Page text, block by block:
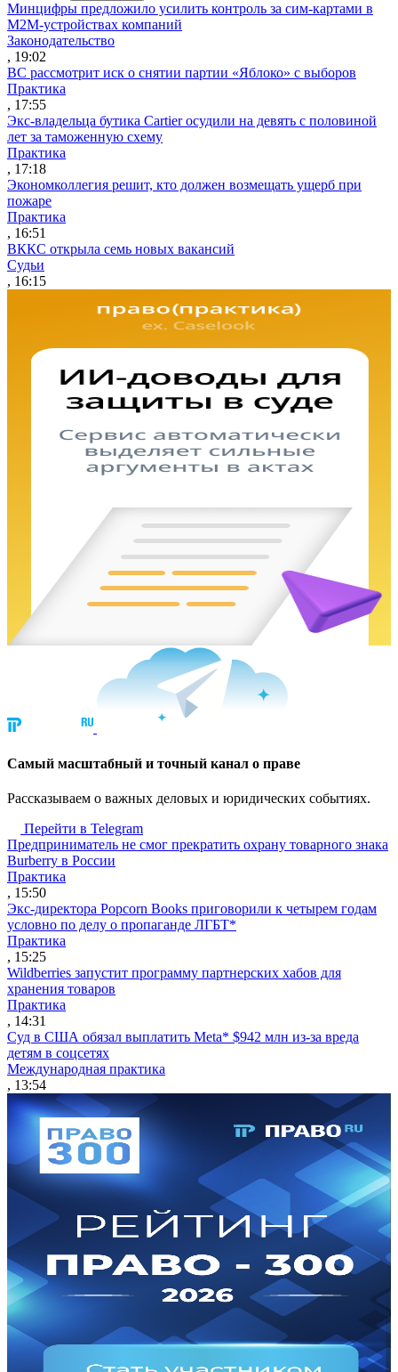
Минцифры предложило усилить контроль за сим-картами в
M2M-устройствах компаний
Законодательство
, 19:02
ВС рассмотрит иск о снятии партии «Яблоко» с выборов
Практика
, 17:55
Экс-владельца бутика Cartier осудили на девять с половиной
лет за таможенную схему
Практика
, 17:18
Экономколлегия решит, кто должен возмещать ущерб при
пожаре
Практика
, 16:51
ВККС открыла семь новых вакансий
Судьи
, 16:15
Cамый масштабный и точный канал о праве
Рассказываем о важных деловых и юридических событиях.
Перейти в Telegram
Предприниматель не смог прекратить охрану товарного знака
Burberry в России
Практика
, 15:50
Экс-директора Popcorn Books приговорили к четырем годам
условно по делу о пропаганде ЛГБТ*
Практика
, 15:25
Wildberries запустит программу партнерских хабов для
хранения товаров
Практика
, 14:31
Суд в США обязал выплатить Meta* $942 млн из-за вреда
детям в соцсетях
Международная практика
, 13:54